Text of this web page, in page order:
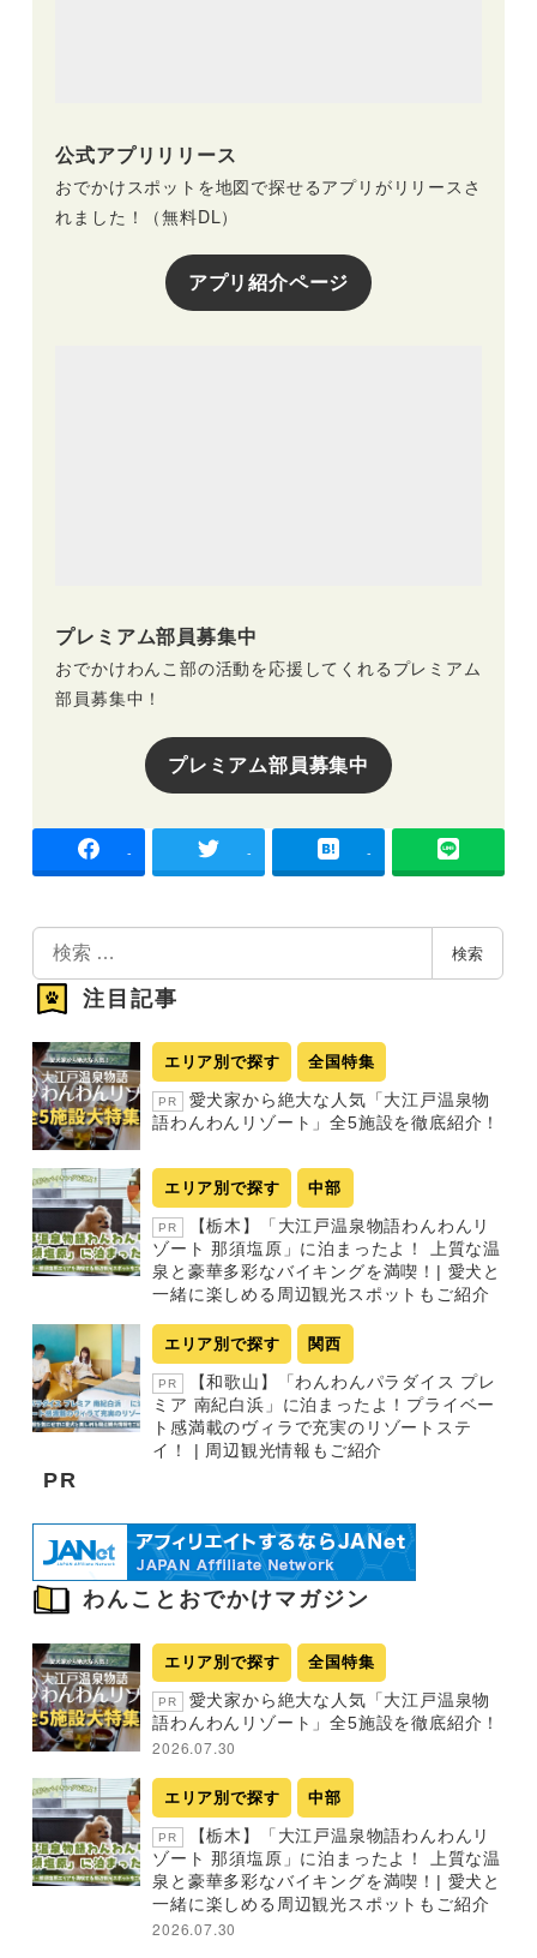
公式アプリリリース
おでかけスポットを地図で探せるアプリがリリースさ
れました！（無料DL）
アプリ紹介ページ
プレミアム部員募集中
おでかけわんこ部の活動を応援してくれるプレミアム
部員募集中！
プレミアム部員募集中
- - -
索
検索
注目記事
エリア別で探す 全国特集
PR
愛犬家から絶大な人気「大江戸温泉物
語わんわんリゾート」全5施設を徹底紹介！
エリア別で探す 中部
PR
【栃木】「大江戸温泉物語わんわんリ
ゾート 那須塩原」に泊まったよ！ 上質な温
泉と豪華多彩なバイキングを満喫！| 愛犬と
一緒に楽しめる周辺観光スポットもご紹介
エリア別で探す 関西
PR
【和歌山】「わんわんパラダイス プレ
ミア 南紀白浜」に泊まったよ！プライベー
ト感満載のヴィラで充実のリゾートステ
イ！ | 周辺観光情報もご紹介
PR
わんことおでかけマガジン
エリア別で探す 全国特集
PR
愛犬家から絶大な人気「大江戸温泉物
語わんわんリゾート」全5施設を徹底紹介！
2026.07.30
エリア別で探す 中部
PR
【栃木】「大江戸温泉物語わんわんリ
ゾート 那須塩原」に泊まったよ！ 上質な温
泉と豪華多彩なバイキングを満喫！| 愛犬と
一緒に楽しめる周辺観光スポットもご紹介
2026.07.30